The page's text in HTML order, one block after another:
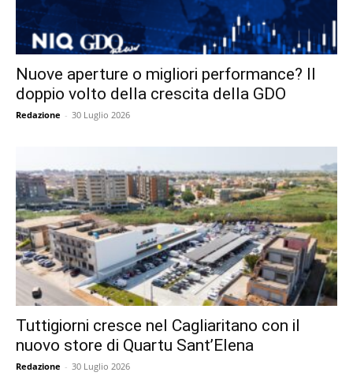
Nuove aperture o migliori performance? Il
doppio volto della crescita della GDO
Redazione - 30 Luglio 2026
Tuttigiorni cresce nel Cagliaritano con il
nuovo store di Quartu Sant’Elena
Redazione - 30 Luglio 2026